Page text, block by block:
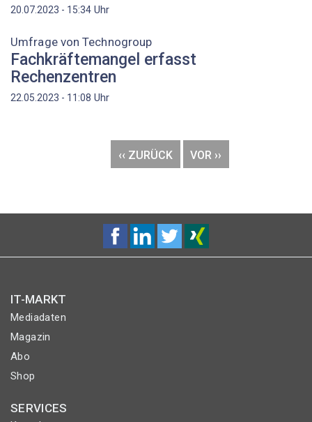
20.07.2023 - 15:34 Uhr
Umfrage von Technogroup
Fachkräftemangel erfasst
Rechenzentren
22.05.2023 - 11:08 Uhr
VORHERIGE
SEITE
‹‹ ZURÜCK
NÄCHSTE
SEITE
VOR ››
IT-MARKT
Mediadaten
Magazin
Abo
Shop
SERVICES